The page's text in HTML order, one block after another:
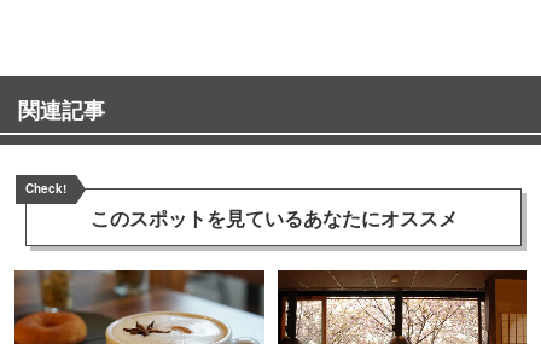
関連記事
Check!
このスポットを見ているあなたにオススメ